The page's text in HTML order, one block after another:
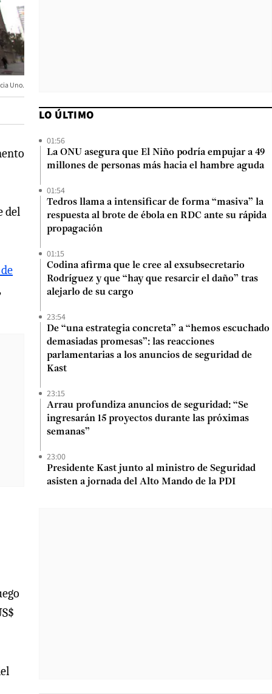
Uno.
del
LO ÚLTIMO
01:56
La ONU asegura que El Niño podría empujar a 49
millones de personas más hacia el hambre aguda
01:54
Tedros llama a intensificar de forma “masiva” la
respuesta al brote de ébola en RDC ante su rápida
propagación
01:15
Codina afirma que le cree al exsubsecretario
Rodríguez y que “hay que resarcir el daño” tras
alejarlo de su cargo
23:54
De “una estrategia concreta” a “hemos escuchado
demasiadas promesas”: las reacciones
parlamentarias a los anuncios de seguridad de
Kast
23:15
Arrau profundiza anuncios de seguridad: “Se
ingresarán 15 proyectos durante las próximas
semanas”
23:00
Presidente Kast junto al ministro de Seguridad
asisten a jornada del Alto Mando de la PDI